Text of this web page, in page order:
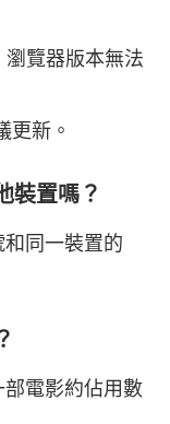
覽器版本無法
更新。
裝置嗎？
同一裝置的
電影約佔用數